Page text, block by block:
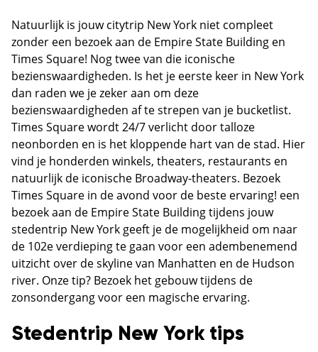
Natuurlijk is jouw citytrip New York niet compleet
zonder een bezoek aan de Empire State Building en
Times Square! Nog twee van die iconische
bezienswaardigheden. Is het je eerste keer in New York
dan raden we je zeker aan om deze
bezienswaardigheden af te strepen van je bucketlist.
Times Square wordt 24/7 verlicht door talloze
neonborden en is het kloppende hart van de stad. Hier
vind je honderden winkels, theaters, restaurants en
natuurlijk de iconische Broadway-theaters. Bezoek
Times Square in de avond voor de beste ervaring! een
bezoek aan de Empire State Building tijdens jouw
stedentrip New York geeft je de mogelijkheid om naar
de 102e verdieping te gaan voor een adembenemend
uitzicht over de skyline van Manhatten en de Hudson
river. Onze tip? Bezoek het gebouw tijdens de
zonsondergang voor een magische ervaring.
Stedentrip New York tips